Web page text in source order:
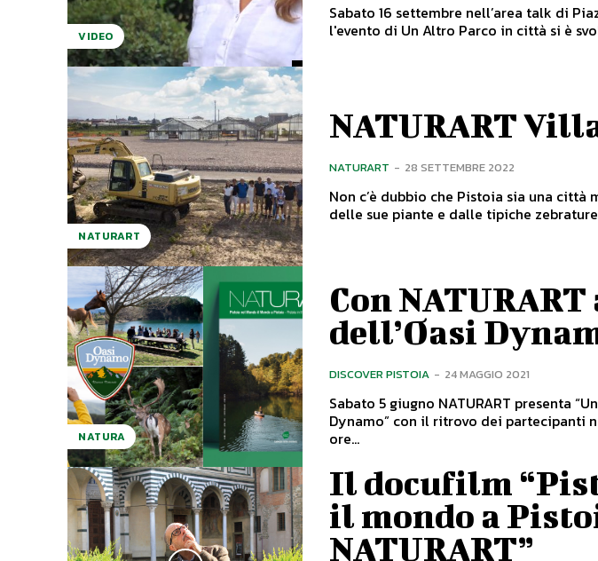
VIDEO
Sabato 16 settembre nell’area talk di
l'evento di Un Altro Parco in città si è
NATURART
NATURART
NATURART - 28 SETTEMBRE 2022
Non c’è dubbio che Pistoia sia una
delle sue piante e dalle tipiche
NATURA
Con
dell’Oasi
DISCOVER PISTOIA - 24 MAGGIO 2021
Sabato 5 giugno NATURART presenta
Dynamo” con il ritrovo dei partecipanti
ore...
Il docufilm
il mondo a
NATURART”